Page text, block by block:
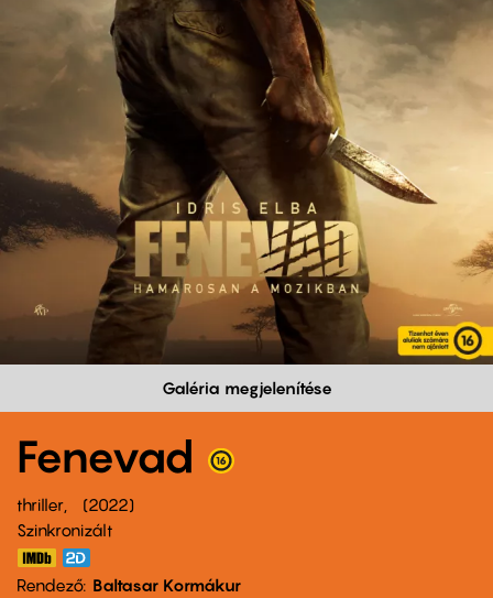
Galéria megjelenítése
Fenevad
thriller
2022
Szinkronizált
Rendező Baltasar Kormákur